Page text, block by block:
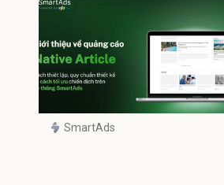
SmartAds